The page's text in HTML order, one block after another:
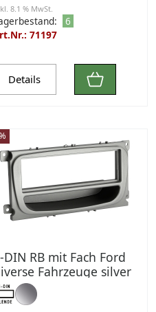
8.1 % MwSt.
6
71197
Details
DIN RB mit Fach Ford
Fahrzeuge silver